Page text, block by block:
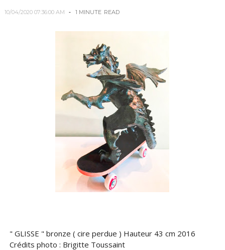
10/04/2020 07:36:00 AM 1 MINUTE READ
" GLISSE " bronze ( cire perdue ) Hauteur 43 cm 2016
Crédits photo : Brigitte Toussaint